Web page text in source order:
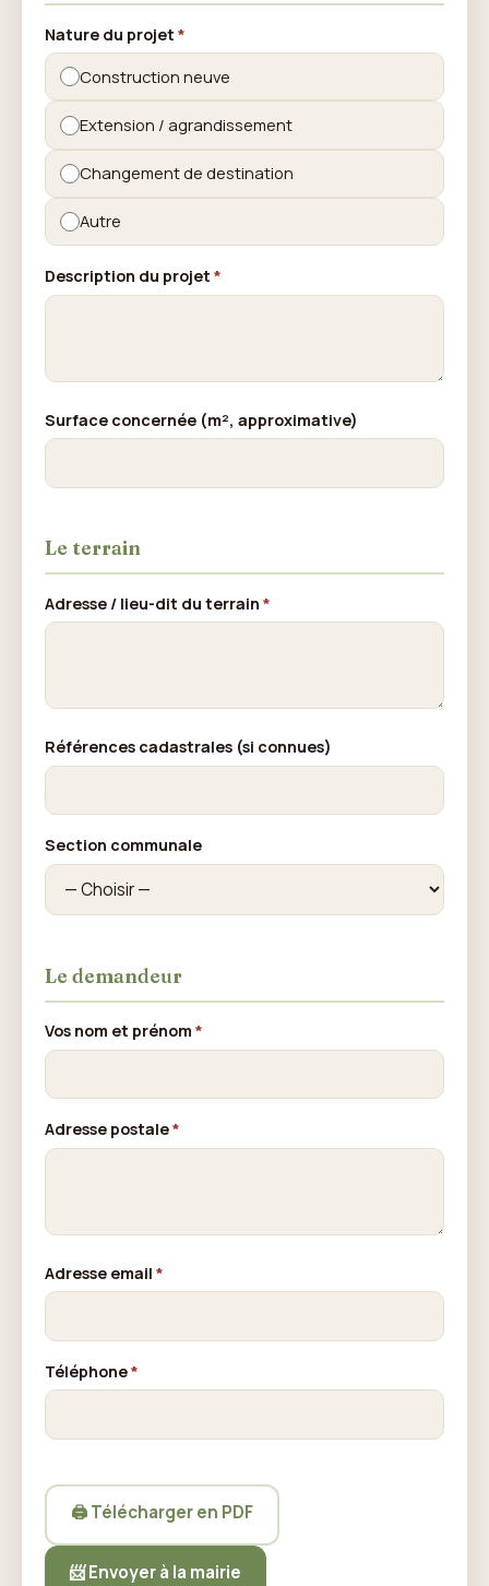
Nature du projet *
Construction neuve
Extension / agrandissement
Changement de destination
Autre
Description du projet *
Surface concernée (m², approximative)
Le terrain
Adresse / lieu-dit du terrain *
Références cadastrales (si connues)
Section communale
Le demandeur
Vos nom et prénom *
Adresse postale*
Adresse email *
Téléphone*
🖨️ Télécharger en PDF
📨 Envoyer à la mairie